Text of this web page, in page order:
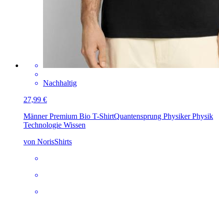
Nachhaltig
27,99 €
Männer Premium Bio T-ShirtQuantensprung Physiker Physik
Technologie Wissen
von NorisShirts